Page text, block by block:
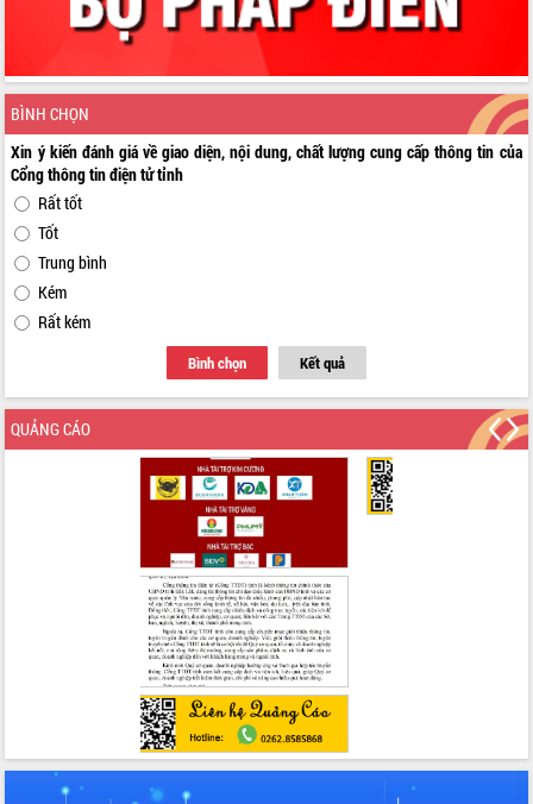
BÌNH CHỌN
Xin ý kiến đánh giá về giao diện, nội dung, chất lượng cung cấp thông tin của
Cổng thông tin điện tử tỉnh
Rất tốt
Tốt
Trung bình
Kém
Rất kém
Bình chọn Kết quả
QUẢNG CÁO